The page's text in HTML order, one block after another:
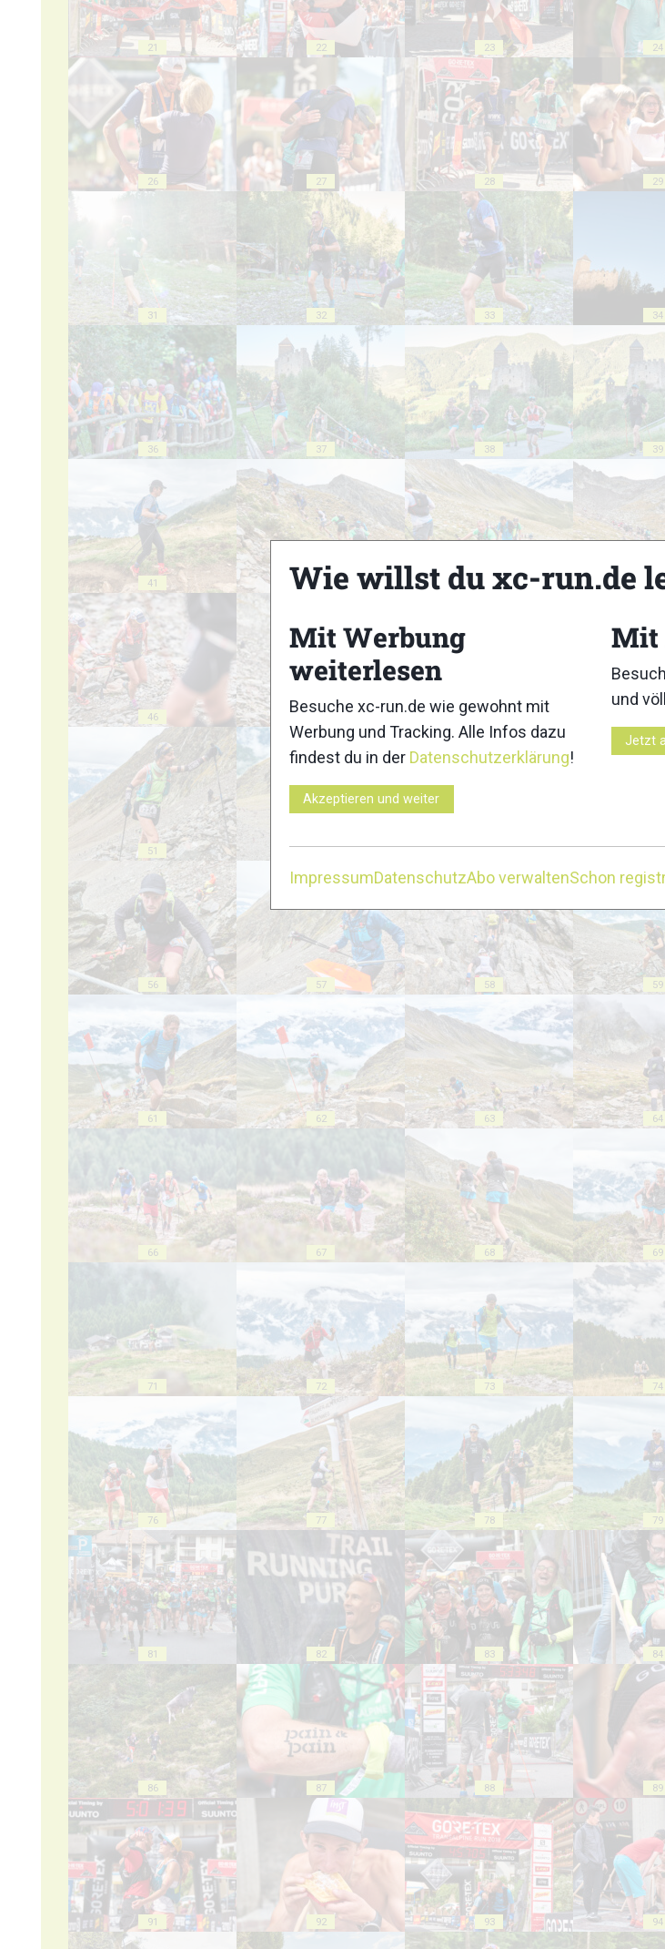
21 22 23 24
26 27 28 29
31 32 33 34
36 37 38 39
41 42 43 44
46
51 52 53 54
56 57 58 59
61 62 63 64
66 67 68 69
71 72 73 74
76 77 78 79
81 82 83 84
86 87 88 89
91 92 93 94
Wie willst du xc-run.de
Mit Werbung
weiterlesen
Besuche xc-run.de wie gewohnt mit
Werbung und Tracking. Alle Infos dazu
findest du in der Datenschutzerklärung!
Akzeptieren und weiter
Mit
und
Jetzt
ImpressumDatenschutzAbo verwaltenSchon